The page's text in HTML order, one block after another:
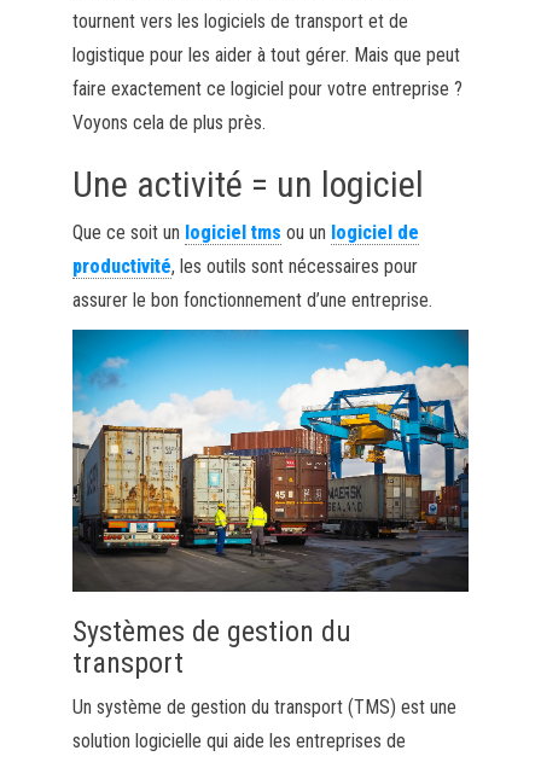
tournent vers les logiciels de transport et de
logistique pour les aider à tout gérer. Mais que peut
faire exactement ce logiciel pour votre entreprise ?
Voyons cela de plus près.
Une activité = un logiciel
Que ce soit un logiciel tms ou un logiciel de
productivité, les outils sont nécessaires pour
assurer le bon fonctionnement d’une entreprise.
Systèmes de gestion du
transport
Un système de gestion du transport (TMS) est une
solution logicielle qui aide les entreprises de